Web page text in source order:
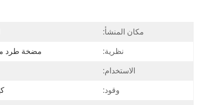
مكان المنشأ:
نظرية: مضخة طرد
الاستخدام:
وقود: